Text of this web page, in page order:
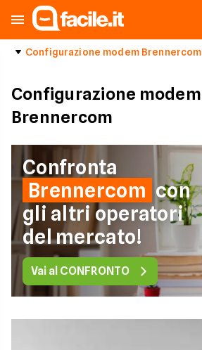
Configurazione modem Brennercom
Configurazione modem
Brennercom
Confronta
Brennercom con
gli altri operatori
del mercato!
Vai al CONFRONTO